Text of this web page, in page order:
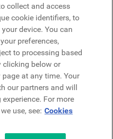
collect and access
cookie identifiers, to
device. You can
preferences,
to processing based
clicking below or
at any time. Your
our partners and will
For more
use, see: Cookies